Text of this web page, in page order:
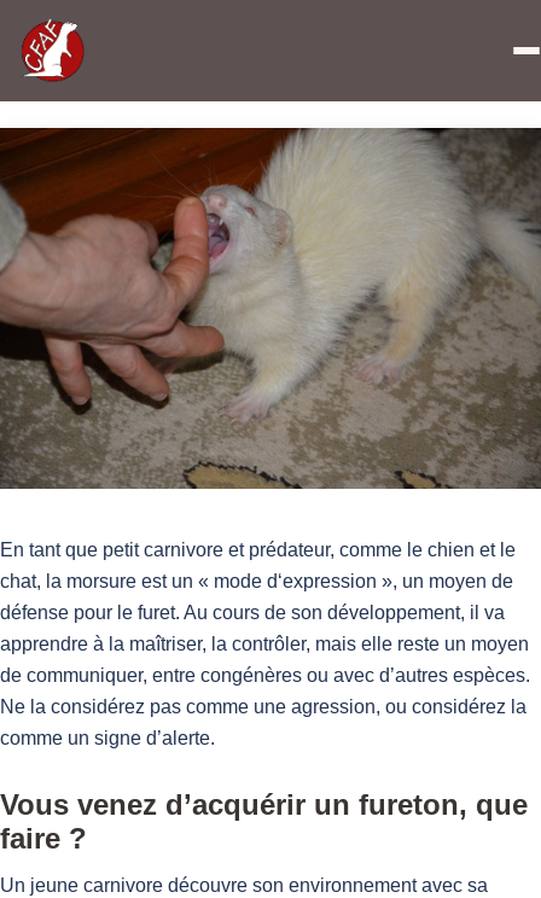
Accueil
En tant que petit carnivore et prédateur, comme le chien et le
chat, la morsure est un « mode d‘expression », un moyen de
défense pour le furet. Au cours de son développement, il va
apprendre à la maîtriser, la contrôler, mais elle reste un moyen
de communiquer, entre congénères ou avec d’autres espèces.
Ne la considérez pas comme une agression, ou considérez la
comme un signe d’alerte.
Vous venez d’acquérir un fureton, que
faire ?
Un jeune carnivore découvre son environnement avec sa